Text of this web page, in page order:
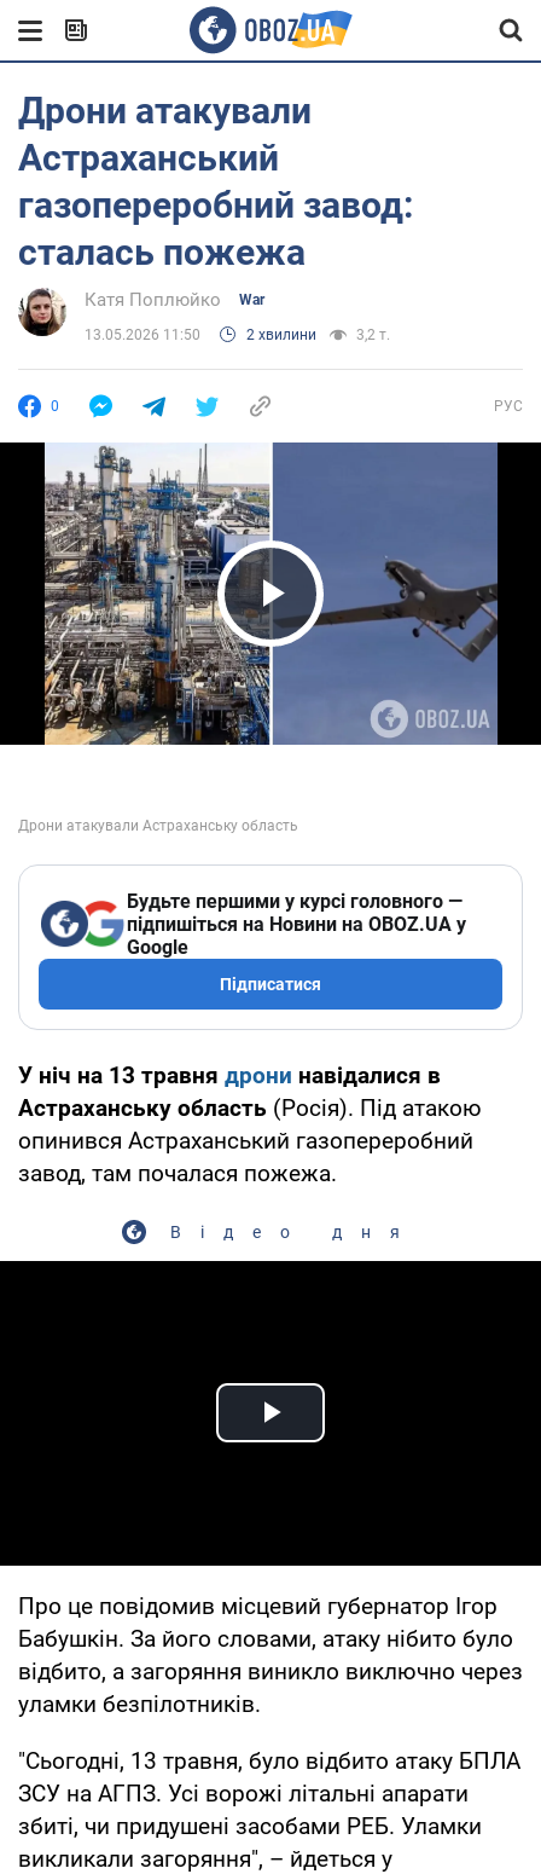
Дрони атакували
Астраханський
газопереробний завод:
сталась пожежа
Катя Поплюйко War
13.05.2026 11:50 2 хвилини 3,2 т.
0 РУС
Play Video
Будьте першими у курсі головного —
підпишіться на Новини на OBOZ.UA у
Google
Підписатися
У ніч на 13 травня дрони навідалися в
Астраханську область (Росія). Під атакою
опинився Астраханський газопереробний
завод, там почалася пожежа.
Відео дня
Play Video
Про це повідомив місцевий губернатор Ігор
Бабушкін. За його словами, атаку нібито було
відбито, а загоряння виникло виключно через
уламки безпілотників.
"Сьогодні, 13 травня, було відбито атаку БПЛА
ЗСУ на АГПЗ. Усі ворожі літальні апарати
збиті, чи придушені засобами РЕБ. Уламки
викликали загоряння", – йдеться у